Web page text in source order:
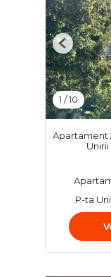
1 /10
Previous
Apartament
P-ta